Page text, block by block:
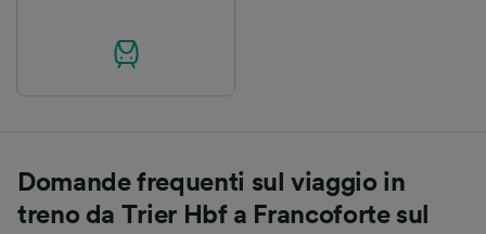
Domande frequenti sul viaggio in
treno da Trier Hbf a Francoforte sul